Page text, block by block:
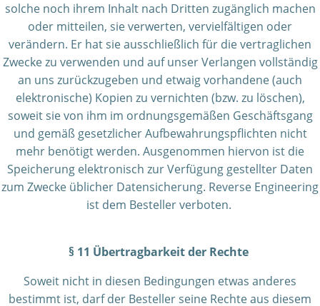
solche noch ihrem Inhalt nach Dritten zugänglich machen
oder mitteilen, sie verwerten, vervielfältigen oder
verändern. Er hat sie ausschließlich für die vertraglichen
Zwecke zu verwenden und auf unser Verlangen vollständig
an uns zurückzugeben und etwaig vorhandene (auch
elektronische) Kopien zu vernichten (bzw. zu löschen),
soweit sie von ihm im ordnungsgemäßen Geschäftsgang
und gemäß gesetzlicher Aufbewahrungspflichten nicht
mehr benötigt werden. Ausgenommen hiervon ist die
Speicherung elektronisch zur Verfügung gestellter Daten
zum Zwecke üblicher Datensicherung. Reverse Engineering
ist dem Besteller verboten.
§ 11 Übertragbarkeit der Rechte
Soweit nicht in diesen Bedingungen etwas anderes
bestimmt ist, darf der Besteller seine Rechte aus diesem